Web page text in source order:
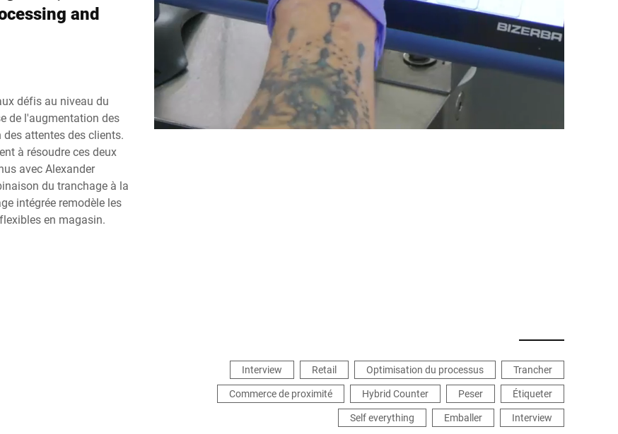
and
défis au niveau du
de l'augmentation des
attentes des clients.
à résoudre ces deux
avec Alexander
du tranchage à la
intégrée remodèle les
en magasin.
Interview Retail Optimisation du processus
Trancher
Commerce de proximité
Hybrid Counter Peser
Étiqueter
Self everything
Emballer Interview